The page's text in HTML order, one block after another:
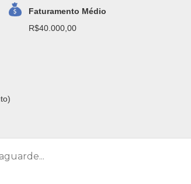
Faturamento Médio
R$40.000,00